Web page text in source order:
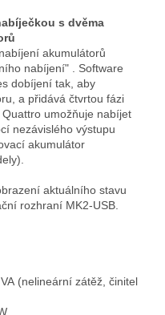
s dvěma
akumulátorů
nabíjení" . Software
dobíjení tak, aby
a přidává čtvrtou fázi
umožňuje nabíjet
nezávislého výstupu
akumulátor
aktuálního stavu
rozhraní MK2-USB.
(nelineární zátěž, činitel